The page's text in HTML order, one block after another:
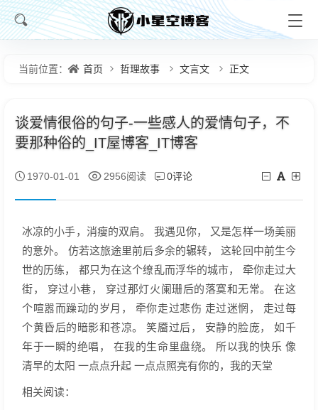
当前位置： 首页 哲理故事 文言文 正文
谈爱情很俗的句子-一些感人的爱情句子，不
要那种俗的_IT屋博客_IT博客
1970-01-01 2956阅读 0评论
冰凉的小手，消瘦的双肩。 我遇见你， 又是怎样一场美丽
的意外。 仿若这旅途里前后多余的辗转， 这轮回中前生今
世的历练， 都只为在这个缭乱而浮华的城市， 牵你走过大
街， 穿过小巷， 穿过那灯火阑珊后的落寞和无常。 在这
个喧嚣而躁动的岁月， 牵你走过悲伤 走过迷惘， 走过每
个黄昏后的暗影和苍凉。 笑靥过后， 安静的脸庞， 如千
年于一瞬的绝唱， 在我的生命里盘绕。 所以我的快乐 像
清早的太阳 一点点升起 一点点照亮有你的，我的天堂
相关阅读：